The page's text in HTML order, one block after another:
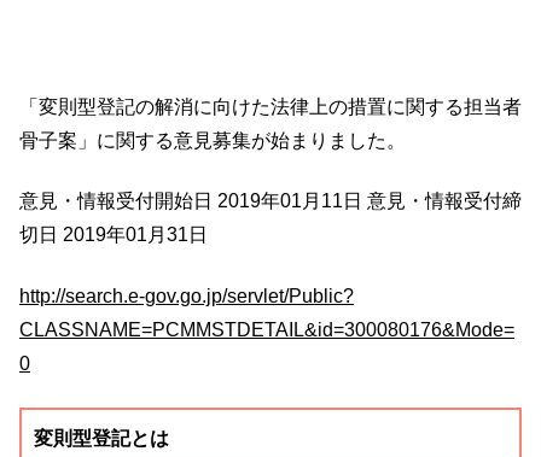
「変則型登記の解消に向けた法律上の措置に関する担当者
骨子案」に関する意見募集が始まりました。
意見・情報受付開始日 2019年01月11日 意見・情報受付締
切日 2019年01月31日
http://search.e-gov.go.jp/servlet/Public?
CLASSNAME=PCMMSTDETAIL&id=300080176&Mode=
0
変則型登記とは